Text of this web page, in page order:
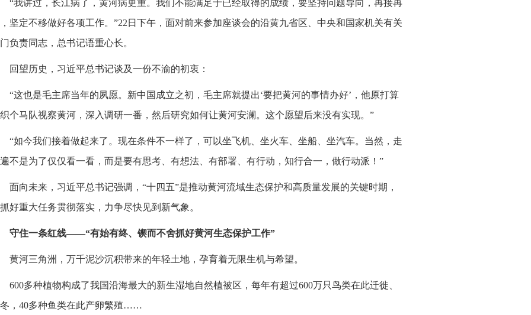
“我讲过，长江病了，黄河病更重。我们不能满足于已经取得的成绩，要坚持问题导向，再接再
坚定不移做好各项工作。”22日下午，面对前来参加座谈会的沿黄九省区、中央和国家机关有关
负责同志，总书记语重心长。
回望历史，习近平总书记谈及一份不渝的初衷：
“这也是毛主席当年的夙愿。新中国成立之初，毛主席就提出‘要把黄河的事情办好’，他原打算
个马队视察黄河，深入调研一番，然后研究如何让黄河安澜。这个愿望后来没有实现。”
“如今我们接着做起来了。现在条件不一样了，可以坐飞机、坐火车、坐船、坐汽车。当然，走
不是为了仅仅看一看，而是要有思考、有想法、有部署、有行动，知行合一，做行动派！”
面向未来，习近平总书记强调，“十四五”是推动黄河流域生态保护和高质量发展的关键时期，
好重大任务贯彻落实，力争尽快见到新气象。
守住一条红线——“有始有终、锲而不舍抓好黄河生态保护工作”
黄河三角洲，万千泥沙沉积带来的年轻土地，孕育着无限生机与希望。
600多种植物构成了我国沿海最大的新生湿地自然植被区，每年有超过600万只鸟类在此迁徙、
，40多种鱼类在此产卵繁殖……